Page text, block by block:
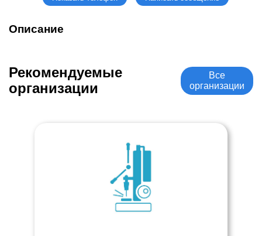
Описание
Рекомендуемые
организации
Все
организации